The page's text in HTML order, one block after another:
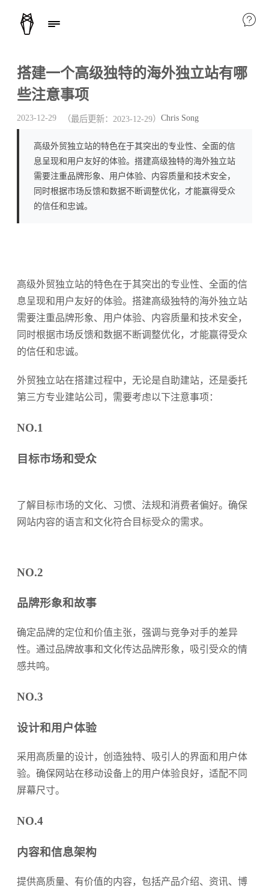
搭建一个高级独特的海外独立站有哪
些注意事项
2023-12-29 （最后更新： 2023-12-29） Chris Song
高级外贸独立站的特色在于其突出的专业性、全面的信
息呈现和用户友好的体验。搭建高级独特的海外独立站
需要注重品牌形象、用户体验、内容质量和技术安全，
同时根据市场反馈和数据不断调整优化，才能赢得受众
的信任和忠诚。
高级外贸独立站的特色在于其突出的专业性、全面的信
息呈现和用户友好的体验。搭建高级独特的海外独立站
需要注重品牌形象、用户体验、内容质量和技术安全，
同时根据市场反馈和数据不断调整优化，才能赢得受众
的信任和忠诚。
外贸独立站在搭建过程中，无论是自助建站，还是委托
第三方专业建站公司，需要考虑以下注意事项：
NO.1
目标市场和受众
了解目标市场的文化、习惯、法规和消费者偏好。确保
网站内容的语言和文化符合目标受众的需求。
NO.2
品牌形象和故事
确定品牌的定位和价值主张，强调与竞争对手的差异
性。通过品牌故事和文化传达品牌形象，吸引受众的情
感共鸣。
NO.3
设计和用户体验
采用高质量的设计，创造独特、吸引人的界面和用户体
验。确保网站在移动设备上的用户体验良好，适配不同
屏幕尺寸。
NO.4
内容和信息架构
提供高质量、有价值的内容，包括产品介绍、资讯、博